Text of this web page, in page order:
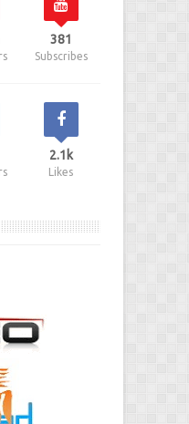
381
Subscribes
2.1k
Likes